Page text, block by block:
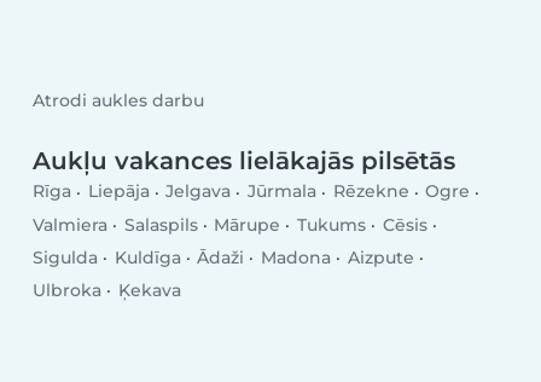
Atrodi aukles darbu
Aukļu vakances lielākajās pilsētās
Rīga Liepāja Jelgava Jūrmala Rēzekne
Ogre
Valmiera
Salaspils Mārupe Tukums
Cēsis
Sigulda
Kuldīga Ādaži Madona
Aizpute
Ulbroka
Ķekava